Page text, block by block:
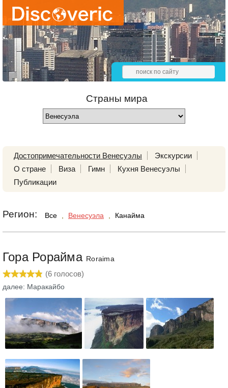
Страны мира
Достопримечательности Венесуэлы
Экскурсии
О стране
Виза Гимн
Кухня Венесуэлы
Публикации
Регион: Все Венесуэла Канайма
Гора Рорайма Roraima
(6 голосов)
далее: Маракайбо